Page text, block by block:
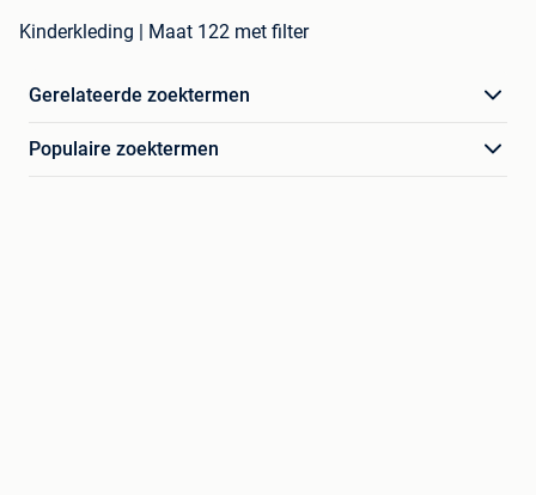
Kinderkleding | Maat 122 met filter
Gerelateerde zoektermen
Populaire zoektermen